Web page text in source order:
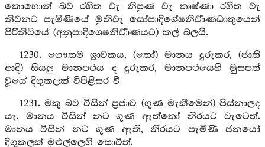
කොහොන් බව රහිත වැ නිපුණ වැ තෘෂ්ණා රහිත වැ
නිවනට පැමිණියේ මුනිවැ සෝපාදිශේෂනිර්‍වාණධාතුයෙන්
පිරිනිවියේ (අනුපාදිශෙෂනිර්‍වාණයට) කල් බලයි.
1230. ගෞතම ශ්‍රාවකය, (තෝ) මානය දුරුකර, (ජාති
ආදි) සියලු මානපථය ද දුරුකර, මානපථයෙහි මුසපත්
වූයේ දිගුකලක් විපිළිසර වී
1231. මකු බව විසින් ප්‍රජාව (ගුණ මැකීමෙන්) පිස්නාලද
යැ. මානය විසින් නට ගුණ ඇත්තෝ නිරයට වැටෙත්.
මානය විසින් නට ගුණ ඇති, නිරයට පැමිණි ජනයෝ
දිගුකලක් මුළුල්ලෙහි සොවිත්.